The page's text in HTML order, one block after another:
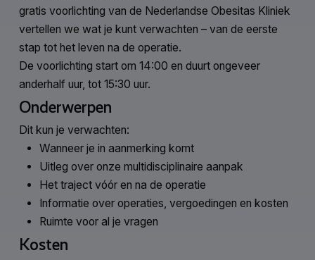
gratis voorlichting van de Nederlandse Obesitas Kliniek
vertellen we wat je kunt verwachten – van de eerste
stap tot het leven na de operatie.
De voorlichting start om 14:00 en duurt ongeveer
anderhalf uur, tot 15:30 uur.
Onderwerpen
Dit kun je verwachten:
Wanneer je in aanmerking komt
Uitleg over onze multidisciplinaire aanpak
Het traject vóór en na de operatie
Informatie over operaties, vergoedingen en kosten
Ruimte voor al je vragen
Kosten